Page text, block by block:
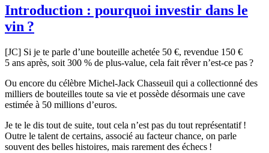
Introduction : pourquoi investir dans le
vin ?
[JC] Si je te parle d’une bouteille achetée 50 €, revendue 150 €
5 ans après, soit 300 % de plus-value, cela fait rêver n’est-ce pas ?
Ou encore du célèbre Michel-Jack Chasseuil qui a collectionné des
milliers de bouteilles toute sa vie et possède désormais une cave
estimée à 50 millions d’euros.
Je te le dis tout de suite, tout cela n’est pas du tout représentatif !
Outre le talent de certains, associé au facteur chance, on parle
souvent des belles histoires, mais rarement des échecs !